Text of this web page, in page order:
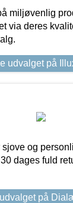
miljøvenlig
via deres
udvalget på
og
dages fuld
på